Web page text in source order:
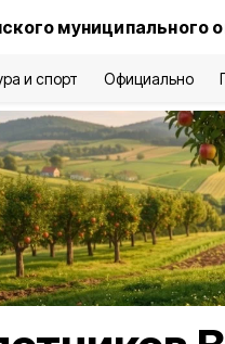
муниципального
и спорт Официально